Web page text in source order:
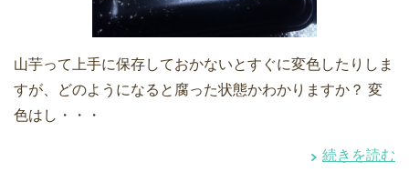
山芋って上手に保存しておかないとすぐに変色したりしま
すが、どのようになると腐った状態かわかりますか？ 変
色はし・・・
続きを読む